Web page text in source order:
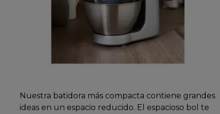
Nuestra batidora más compacta contiene grandes
ideas en un espacio reducido. El espacioso bol te